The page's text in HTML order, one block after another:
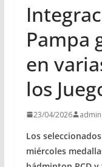
Pampa
en
los
23/04/2026 admin
Los
miércoles